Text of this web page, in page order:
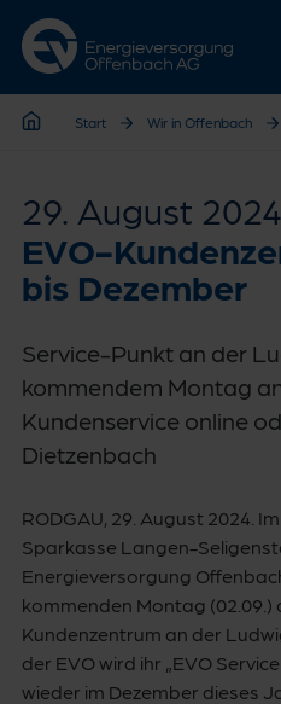
Zur
Zur Servicelasche
Zum Hauptinhalt
Zur
Start Wir in Offenbach
29. August 2024
EVO-
bis Dezember
Service-Punkt an der
kommendem Montag
Kundenservice online
Dietzenbach
RODGAU, 29. August 2024.
Sparkasse Langen-
Energieversorgung
kommenden Montag (02.09.)
Kundenzentrum an der
der EVO wird ihr „EVO
wieder im Dezember dieses